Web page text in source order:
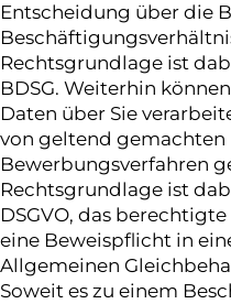
Entscheidung über die
Rechtsgrundlage ist
BDSG. Weiterhin
Daten über Sie
von geltend gemachten
Bewerbungsverfahren
Rechtsgrundlage ist
DSGVO, das
eine Beweispflicht in
Allgemeinen
Soweit es zu einem